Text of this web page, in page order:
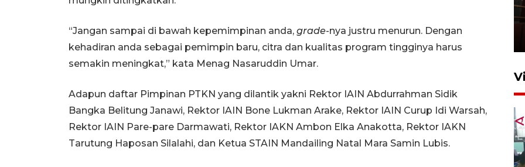
“Jangan sampai di bawah kepemimpinan anda, grade-nya justru menurun. Dengan
kehadiran anda sebagai pemimpin baru, citra dan kualitas program tingginya harus
semakin meningkat,” kata Menag Nasaruddin Umar.
Adapun daftar Pimpinan PTKN yang dilantik yakni Rektor IAIN Abdurrahman Sidik
Bangka Belitung Janawi, Rektor IAIN Bone Lukman Arake, Rektor IAIN Curup Idi Warsah,
Rektor IAIN Pare-pare Darmawati, Rektor IAKN Ambon Elka Anakotta, Rektor IAKN
Tarutung Haposan Silalahi, dan Ketua STAIN Mandailing Natal Mara Samin Lubis.
5 Mei 2026 05:32